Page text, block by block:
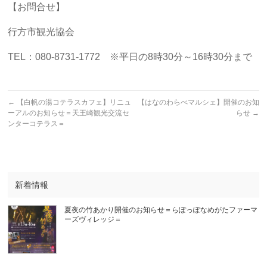
【お問合せ】
行方市観光協会
TEL：080-8731-1772 ※平日の8時30分～16時30分まで
←
【白帆の湯コテラスカフェ】リニュ
ーアルのお知らせ＝天王崎観光交流セ
ンターコテラス＝
【はなのわらべマルシェ】開催のお知
らせ →
新着情報
夏夜の竹あかり開催のお知らせ＝らぽっぽなめがたファーマ
ーズヴィレッジ＝